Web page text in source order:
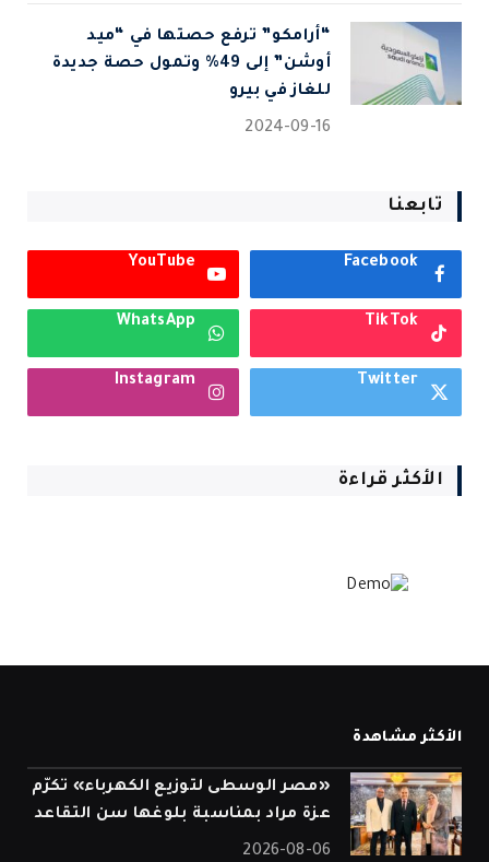
“أرامكو” ترفع حصتها في “ميد
أوشن” إلى 49% وتمول حصة جديدة
للغاز في بيرو
2024-09-16
تابعنا
Facebook
YouTube
TikTok
WhatsApp
Twitter
Instagram
الأكثر قراءة
الأكثر مشاهدة
«مصر الوسطى لتوزيع الكهرباء» تكرّم
عزة مراد بمناسبة بلوغها سن التقاعد
2026-08-06